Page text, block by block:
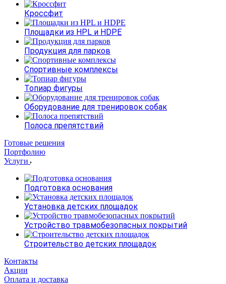
Кроссфит
Площадки из HPL и HDPE
Продукция для парков
Спортивные комплексы
Топиар фигуры
Оборудование для тренировок собак
Полоса препятствий
Готовые решения
Портфолию
Услуги
Подготовка основания
Установка детских площадок
Устройство травмобезопасных покрытий
Строительство детских площадок
Контакты
Акции
Оплата и доставка